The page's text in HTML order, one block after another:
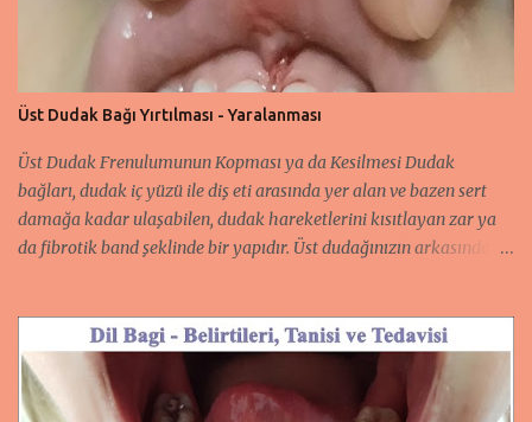
Üst Dudak Bağı Yırtılması - Yaralanması
Üst Dudak Frenulumunun Kopması ya da Kesilmesi Dudak
bağları, dudak iç yüzü ile diş eti arasında yer alan ve bazen sert
damağa kadar ulaşabilen, dudak hareketlerini kısıtlayan zar ya
da fibrotik band şeklinde bir yapıdır. Üst dudağınızın arkasındaki
önleyebilirler. Gergin dil bağı veya şiddetli dudak bağı olan
bebekler kilo almakta zorlanabilir. Bebeğinizin beslenmesini
kolaylaştırırsa, emzirmeyi formülle veya biberonla beslenen anne